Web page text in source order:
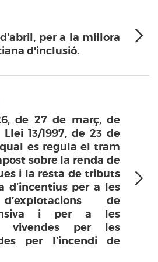
per a la millora
d'inclusió.
de 27 de març, de
13/1997, de 23 de
es regula el tram
sobre la renda de
i la resta de tributs
d’incentius per a les
de
i per a les
vivendes per les
per l’incendi de